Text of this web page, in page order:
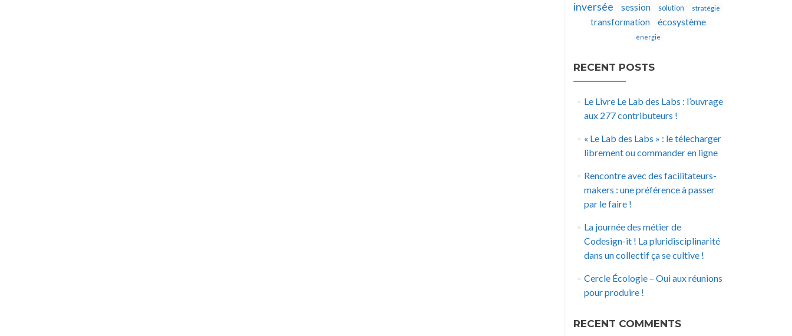
inversée
session solution stratégie
transformation écosystème
énergie
RECENT POSTS
Le Livre Le Lab des Labs : l’ouvrage
aux 277 contributeurs !
« Le Lab des Labs » : le télecharger
librement ou commander en ligne
Rencontre avec des facilitateurs-
makers : une préférence à passer
par le faire !
La journée des métier de
Codesign-it ! La pluridisciplinarité
dans un collectif ça se cultive !
Cercle Écologie – Oui aux réunions
pour produire !
RECENT COMMENTS